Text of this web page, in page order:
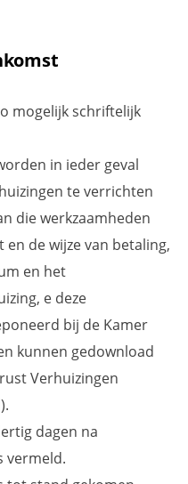
mogelijk schriftelijk
in ieder geval
te verrichten
die werkzaamheden
en de wijze van betaling,
en het
e deze
bij de Kamer
kunnen gedownload
Verhuizingen
).
dagen na
vermeld.